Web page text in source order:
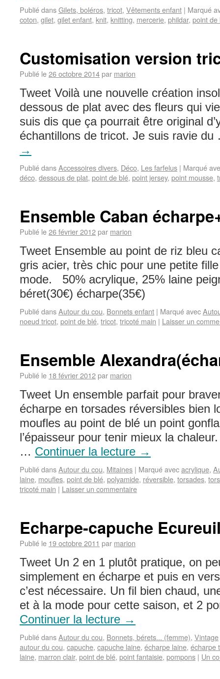
Publié dansGilets, boléros, tricot, Vêtements enfant | Marqué
coton, gilet, gilet enfant, knit, knitting, mercerie, phildar, point de
Customisation version
Publié le26 octobre 2014par marion
Tweet Voilà une nouvelle création
dessous de plat avec des fleurs qui
suis dis que ça pourrait être original
échantillons de tricot. Je suis ravie
→
Publié dansAccessoires divers, Déco, Les farfelus | Marqué
déco, dessous de plat, point de blé, point jersey, point mousse,
Ensemble Caban
Publié le26 février 2012par marion
Tweet Ensemble au point de riz bleu
gris acier, très chic pour une petite
mode. 50% acrylique, 25% laine
béret(30€) écharpe(35€)
Publié dansAutour du cou, Bonnets enfant | Marqué avec
noeud tricot, point de blé, tricot, tricoté main | Laisser un
Ensemble
Publié le 18 février 2012par marion
Tweet Un ensemble parfait pour
écharpe en torsades réversibles bien
moufles au point de blé un point
l’épaisseur pour tenir mieux la
… Continuer la lecture →
Publié dansAutour du cou, Mitaines | Marqué avecacrylique,
laine, moufles, point de blé, polyamide, réversible, torsades,
tricoté main | Laisser un commentaire
Echarpe-capuche
Publié le 19 octobre 2011 par marion
Tweet Un 2 en 1 plutôt pratique, on
simplement en écharpe et puis en
c’est nécessaire. Un fil bien chaud,
et à la mode pour cette saison, et 2
Continuer la lecture →
Publié dansAutour du cou, Bonnets, bérets... (femme), Vintage
autour du cou, capuche, capuche laine, écharpe laine, écharpe
laine, marron clair, point de blé, point fantaisie, pompons | Un